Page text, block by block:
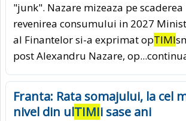
"junk". Nazare mizeaza pe
revenirea consumului in 2027
al Finantelor si-a exprimat opTIMI
post Alexandru Nazare, op
Franta: Rata somajului, la cel
nivel din ulTIMIi sase ani